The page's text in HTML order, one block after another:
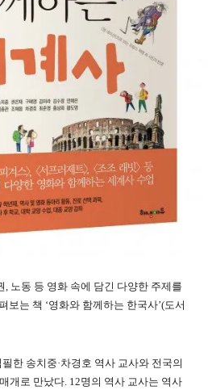
노동 등 영화 속에 담긴 다양한 주제를
보는 책 ‘영화와 함께하는 한국사’(도서
한 송치중·차경호 역사 교사와 전국의
개로 만났다. 12명의 역사 교사는 역사